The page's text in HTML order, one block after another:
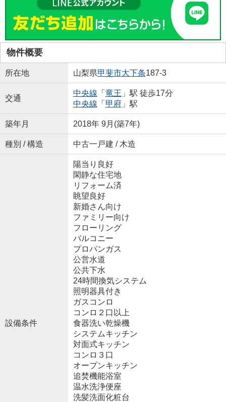
物件概要
所在地 山梨県甲斐市大下条187-3
交通
中央線 「 竜王 」駅 徒歩17分
中央線 「 甲府」駅
築年月 2018年 9月(築7年)
種別 / 構造 中古一戸建 / 木造
設備条件
陽当り良好
閑静な住宅地
リフォーム済
眺望良好
新婚さん向け
ファミリー向け
フローリング
バルコニー
プロパンガス
公営水道
公共下水
24時間換気システム
照明器具付き
ガスコンロ
コンロ２口以上
食器洗い乾燥機
システムキッチン
対面式キッチン
コンロ３口
オープンキッチン
追焚機能浴室
温水洗浄便座
洗髪洗面化粧台